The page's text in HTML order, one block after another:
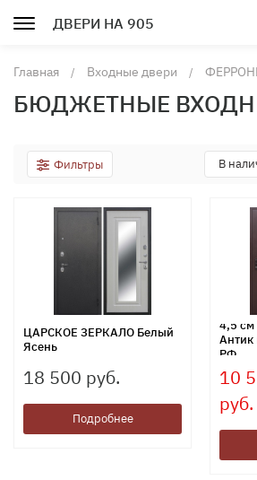
ДВЕРИ НА 905
Главная Входные двери
БЮДЖЕТНЫЕ
Фильтры В
ЦАРСКОЕ ЗЕРКАЛО Белый
Ясень
18 500 руб.
Подробнее
4,5 см
РФ
10
руб.